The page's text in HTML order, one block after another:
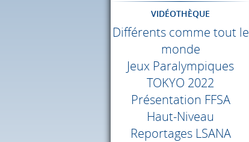
VIDÉOTHÈQUE
Différents comme tout le
monde
Jeux Paralympiques
TOKYO 2022
Présentation FFSA
Haut-Niveau
Reportages LSANA